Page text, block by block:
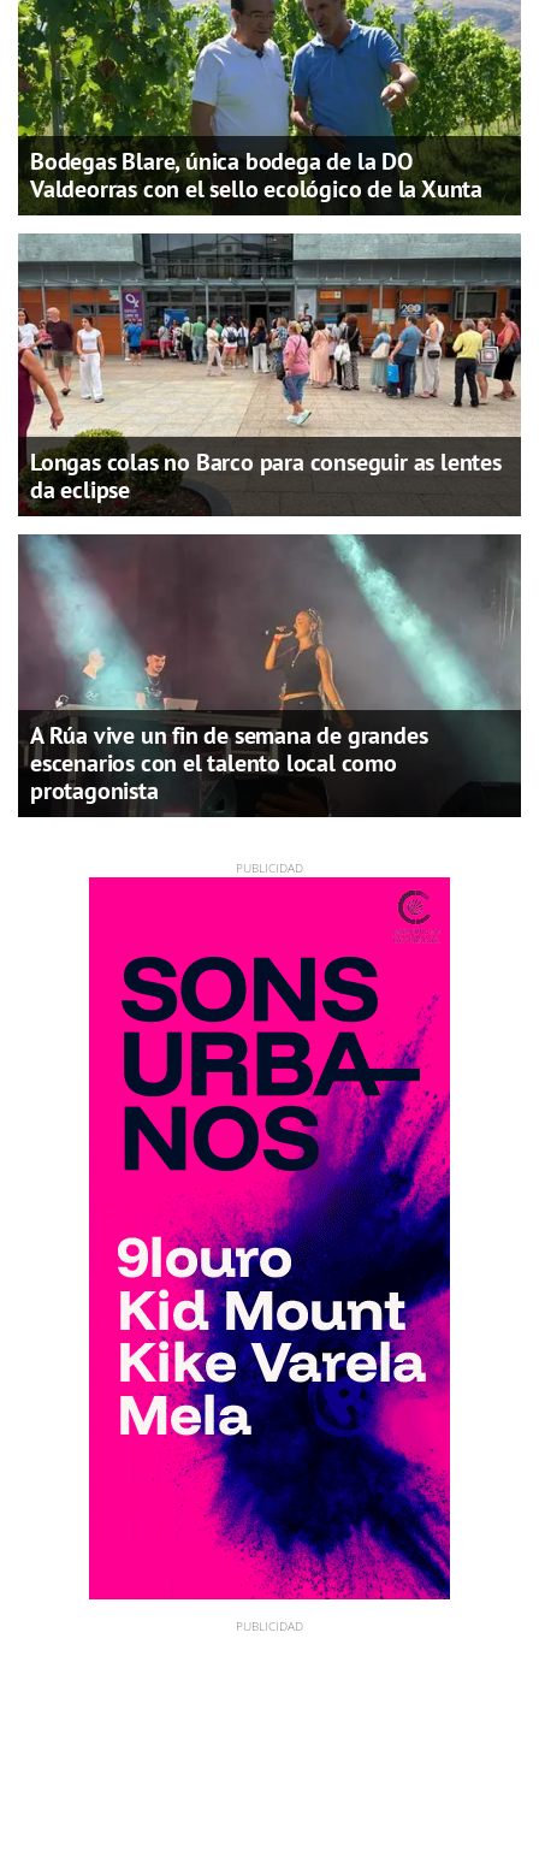
Bodegas Blare, única bodega de la DO
Valdeorras con el sello ecológico de la Xunta
Longas colas no Barco para conseguir as lentes
da eclipse
A Rúa vive un fin de semana de grandes
escenarios con el talento local como
protagonista